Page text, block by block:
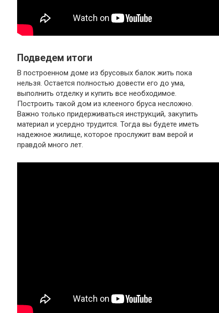
Подведем итоги
В построенном доме из брусовых балок жить пока
нельзя. Остается полностью довести его до ума,
выполнить отделку и купить все необходимое.
Построить такой дом из клееного бруса несложно.
Важно только придерживаться инструкций, закупить
материал и усердно трудится. Тогда вы будете иметь
надежное жилище, которое прослужит вам верой и
правдой много лет.